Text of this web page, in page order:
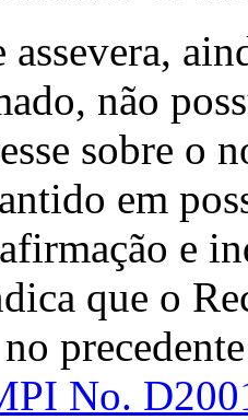
assevera,
não
sobre o
em
e
que o
No.